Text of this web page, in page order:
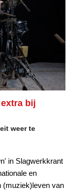
bij
weer te
in Slagwerkkrant
en
(muziek)leven van